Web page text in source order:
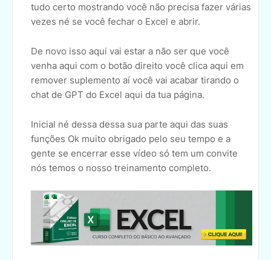
tudo certo mostrando você não precisa fazer várias
vezes né se você fechar o Excel e abrir.
De novo isso aqui vai estar a não ser que você
venha aqui com o botão direito você clica aqui em
remover suplemento aí você vai acabar tirando o
chat de GPT do Excel aqui da tua página.
Inicial né dessa dessa sua parte aqui das suas
funções Ok muito obrigado pelo seu tempo e a
gente se encerrar esse vídeo só tem um convite
nós temos o nosso treinamento completo.